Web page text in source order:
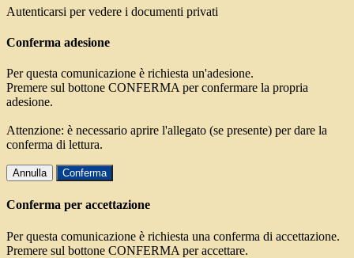
Autenticarsi per vedere i documenti privati
Conferma adesione
Per questa comunicazione è richiesta un'adesione.
Premere sul bottone CONFERMA per confermare la propria
adesione.
Attenzione: è necessario aprire l'allegato (se presente) per dare la
conferma di lettura.
Annulla Conferma
Conferma per accettazione
Per questa comunicazione è richiesta una conferma di accettazione.
Premere sul bottone CONFERMA per accettare.